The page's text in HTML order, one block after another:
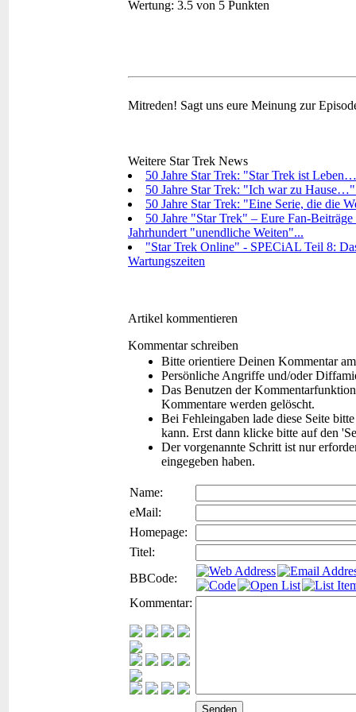
Wertung: 3.5 von 5 Punkten
Mitreden! Sagt uns eure Meinung zur
Weitere Star Trek News
50 Jahre Star Trek: "Star Trek ist
50 Jahre Star Trek: "Ich war zu
50 Jahre Star Trek: "Eine Serie, die die
50 Jahre "Star Trek" – Eure Fan-
Jahrhundert "unendliche Weiten"...
"Star Trek Online" - SPECiAL Teil 8:
Wartungszeiten
Artikel kommentieren
Kommentar schreiben
Bitte orientiere Deinen Kommentar
Persönliche Angriffe und/oder
Das Benutzen der
Kommentare werden gelöscht.
Bei Fehleingaben lade diese Seite
kann. Erst dann klicke bitte auf den
Der vorgenannte Schritt ist nur
eingegeben haben.
Name:
eMail:
Homepage:
Titel:
BBCode:
Kommentar: